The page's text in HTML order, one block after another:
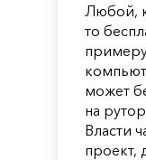
Любой,
то
может
на
Власти
проект,